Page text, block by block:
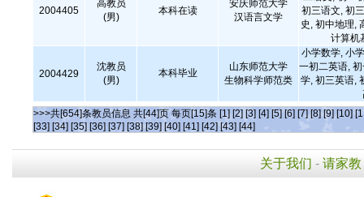
2004405
高教员
(男)
本科在读
安庆师范大学
汉语言文学
初三语文, 初
史, 初中地理,
计算机
2004429
沈教员
(男)
本科毕业
山东师范大学
生物科学师范类
小学数学, 小
一初二英语,
学, 初三英语,
>>>共[654]条教员信息 共[44]页 每页[15]条 [1] [2] [3] [4] [5] [6] [7] [8] [9] [10]
[33] [34] [35] [36] [37] [38] [39] [40] [41] [42] [43] [44]
关于我们 - 请家教